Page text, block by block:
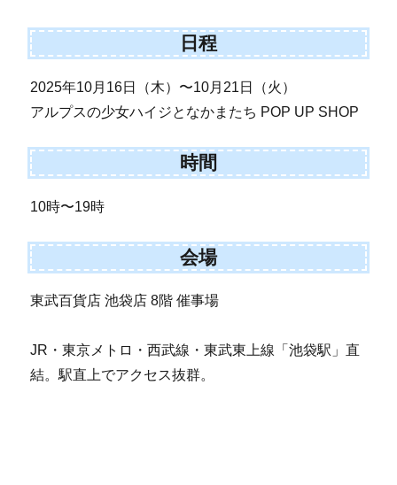
日程
2025年10月16日（木）〜10月21日（火）
アルプスの少女ハイジとなかまたち POP UP SHOP
時間
10時〜19時
会場
東武百貨店 池袋店 8階 催事場
JR・東京メトロ・西武線・東武東上線「池袋駅」直
結。駅直上でアクセス抜群。